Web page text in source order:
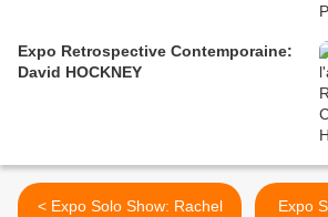
Expo Retrospective Contemporaine:
David HOCKNEY
< Expo Solo Show: Rachel
Expo